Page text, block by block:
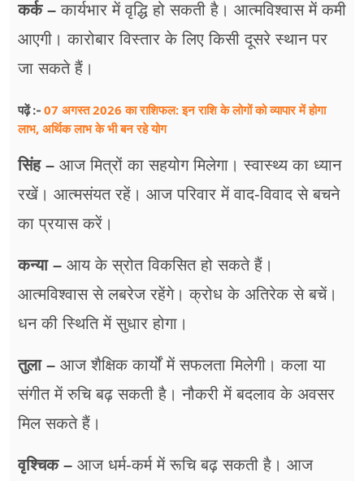
कर्क – कार्यभार में वृद्धि हो सकती है। आत्मविश्वास में कमी
आएगी। कारोबार विस्तार के लिए किसी दूसरे स्थान पर
जा सकते हैं।
पढ़ें :- 07 अगस्त 2026 का राशिफल: इन राशि के लोगों को व्यापार में होगा
लाभ, अर्थिक लाभ के भी बन रहे योग
सिंह – आज मित्रों का सहयोग मिलेगा। स्वास्थ्य का ध्यान
रखें। आत्मसंयत रहें। आज परिवार में वाद-विवाद से बचने
का प्रयास करें।
कन्या – आय के स्रोत विकसित हो सकते हैं।
आत्मविश्वास से लबरेज रहेंगे। क्रोध के अतिरेक से बचें।
धन की स्थिति में सुधार होगा।
तुला – आज शैक्षिक कार्यों में सफलता मिलेगी। कला या
संगीत में रुचि बढ़ सकती है। नौकरी में बदलाव के अवसर
मिल सकते हैं।
वृश्चिक – आज धर्म-कर्म में रूचि बढ़ सकती है। आज